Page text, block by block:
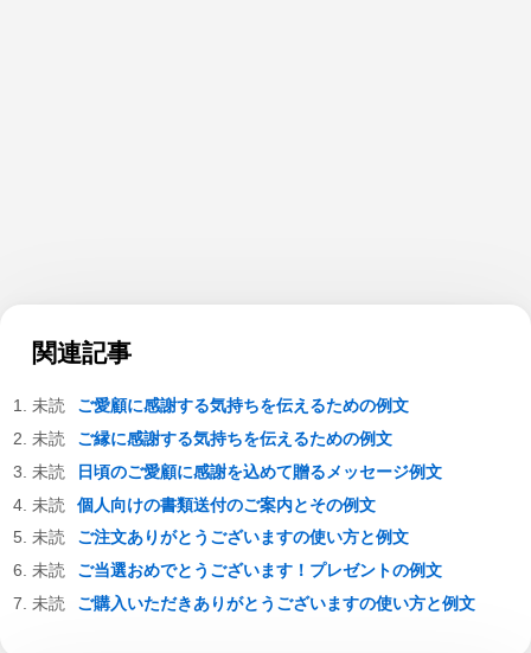
関連記事
ご愛顧に感謝する気持ちを伝えるための例文
ご縁に感謝する気持ちを伝えるための例文
日頃のご愛顧に感謝を込めて贈るメッセージ例文
個人向けの書類送付のご案内とその例文
ご注文ありがとうございますの使い方と例文
ご当選おめでとうございます！プレゼントの例文
ご購入いただきありがとうございますの使い方と例文